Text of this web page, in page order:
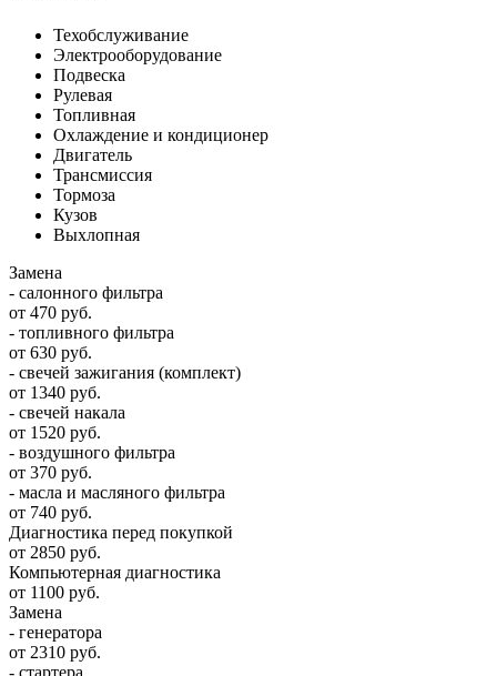
Техобслуживание
Электрооборудование
Подвеска
Рулевая
Топливная
Охлаждение и кондиционер
Двигатель
Трансмиссия
Тормоза
Кузов
Выхлопная
Замена
- салонного фильтра
от 470 руб.
- топливного фильтра
от 630 руб.
- свечей зажигания (комплект)
от 1340 руб.
- свечей накала
от 1520 руб.
- воздушного фильтра
от 370 руб.
- масла и масляного фильтра
от 740 руб.
Диагностика перед покупкой
от 2850 руб.
Компьютерная диагностика
от 1100 руб.
Замена
- генератора
от 2310 руб.
- стартера